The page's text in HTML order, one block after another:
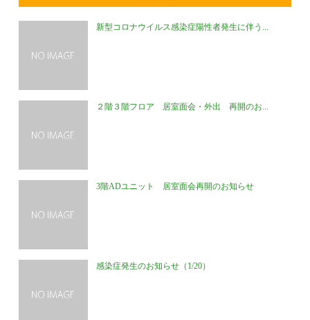
新型コロナウイルス感染症陽性者発生に伴う...
２階３階フロア 居室面会・外出 再開のお...
3階ADユニット 居室面会再開のお知らせ
感染症発生のお知らせ（1/20）